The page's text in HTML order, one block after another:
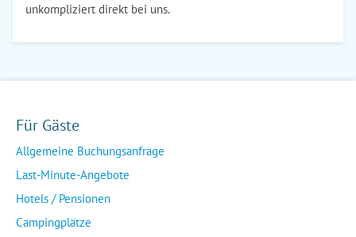
unkompliziert direkt bei uns.
Für Gäste
Allgemeine Buchungsanfrage
Last-Minute-Angebote
Hotels / Pensionen
Campingplätze